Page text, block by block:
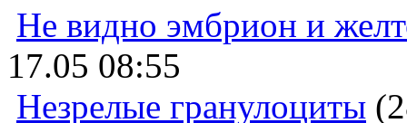
Не видно эмбрион и
17.05 08:55
Незрелые гранулоциты